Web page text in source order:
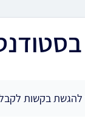
להגשת בקשות